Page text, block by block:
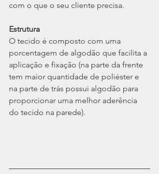
com o que o seu cliente precisa.
Estrutura
O tecido é composto com uma
porcentagem de algodão que facilita a
aplicação e fixação (na parte da frente
tem maior quantidade de poliéster e
na parte de trás possui algodão para
proporcionar uma melhor aderência
do tecido na parede).